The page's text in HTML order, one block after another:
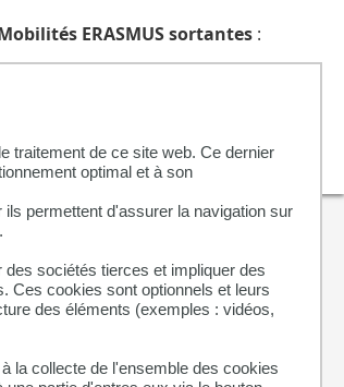
traitement de ce site web. Ce dernier
optimal et à son
permettent d'assurer la navigation sur
sociétés tierces et impliquer des
Ces cookies sont optionnels et leurs
des éléments (exemples : vidéos,
la collecte de l'ensemble des cookies
ERASMUS sortantes :
+33(0)5 61 55 62 40